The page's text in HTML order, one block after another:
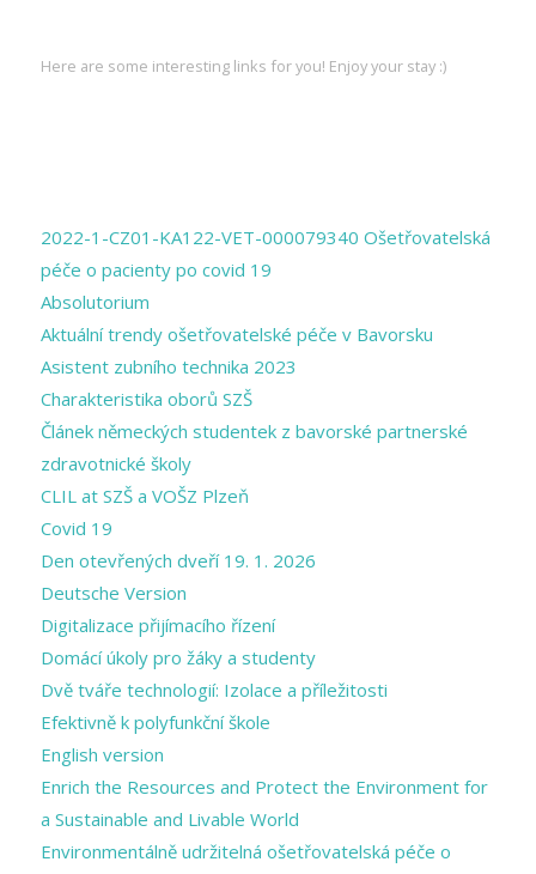
Here are some interesting links for you! Enjoy your stay :)
2022-1-CZ01-KA122-VET-000079340 Ošetřovatelská
péče o pacienty po covid 19
Absolutorium
Aktuální trendy ošetřovatelské péče v Bavorsku
Asistent zubního technika 2023
Charakteristika oborů SZŠ
Článek německých studentek z bavorské partnerské
zdravotnické školy
CLIL at SZŠ a VOŠZ Plzeň
Covid 19
Den otevřených dveří 19. 1. 2026
Deutsche Version
Digitalizace přijímacího řízení
Domácí úkoly pro žáky a studenty
Dvě tváře technologií: Izolace a příležitosti
Efektivně k polyfunkční škole
English version
Enrich the Resources and Protect the Environment for
a Sustainable and Livable World
Environmentálně udržitelná ošetřovatelská péče o